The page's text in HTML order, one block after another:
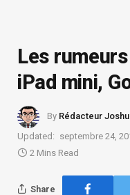
Les
iPad mini,
By Rédacteur
Updated: septembre 24,
2 Mins Read
Share